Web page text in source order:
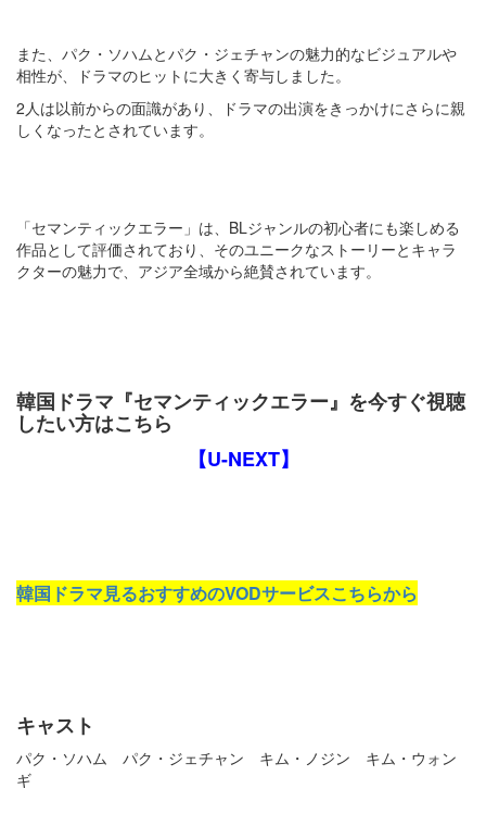
また、パク・ソハムとパク・ジェチャンの魅力的なビジュアルや
相性が、ドラマのヒットに大きく寄与しました。
2人は以前からの面識があり、ドラマの出演をきっかけにさらに親
しくなったとされています​​​​。
「セマンティックエラー」は、BLジャンルの初心者にも楽しめる
作品として評価されており、そのユニークなストーリーとキャラ
クターの魅力で、アジア全域から絶賛されています​​。
韓国ドラマ『セマンティックエラー』を今すぐ視聴
したい方はこちら
【U-NEXT】
韓国ドラマ見るおすすめのVODサービスこちらから
キャスト
パク・ソハム パク・ジェチャン キム・ノジン キム・ウォン
ギ